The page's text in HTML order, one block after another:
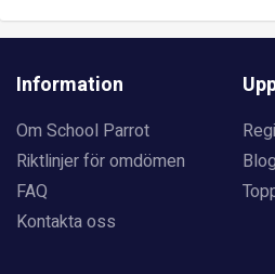
Information
Om School Parrot
Riktlinjer för omdömen
FAQ
Kontakta oss